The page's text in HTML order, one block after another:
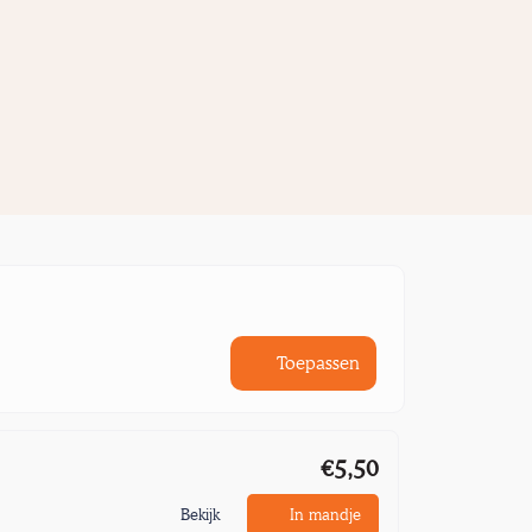
Toepassen
€5,50
Bekijk In mandje